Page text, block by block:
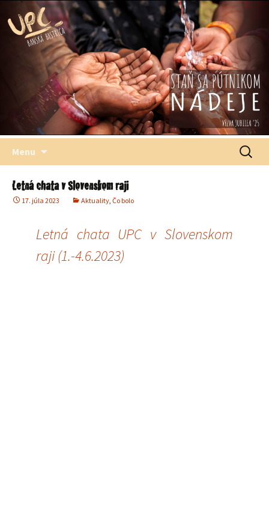
Univerzitnépastoračné centrum
Štefana Moysesa, biskupa, Banská Bystrica
Menu Hľadať:
Letná chata v Slovenskom raji
17. júla 2023 Aktuality, Čo bolo
Letná chata UPC v Slovenskom
raji (1.-4.6.2023)